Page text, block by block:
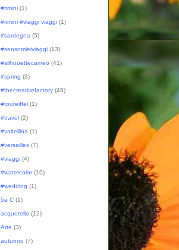
#rimini (1)
#rimini #viaggi viaggi (1)
#sardegna (5)
#sensomieiviaggi (13)
#silhouettecameo (41)
#spring (3)
#thecreativefactory (48)
#toureiffel (1)
#travel (2)
#valtellina (1)
#versailles (7)
#viaggi (4)
#watercolor (10)
#wedding (1)
5a C (1)
acquerello (12)
Arte (3)
autunno (7)